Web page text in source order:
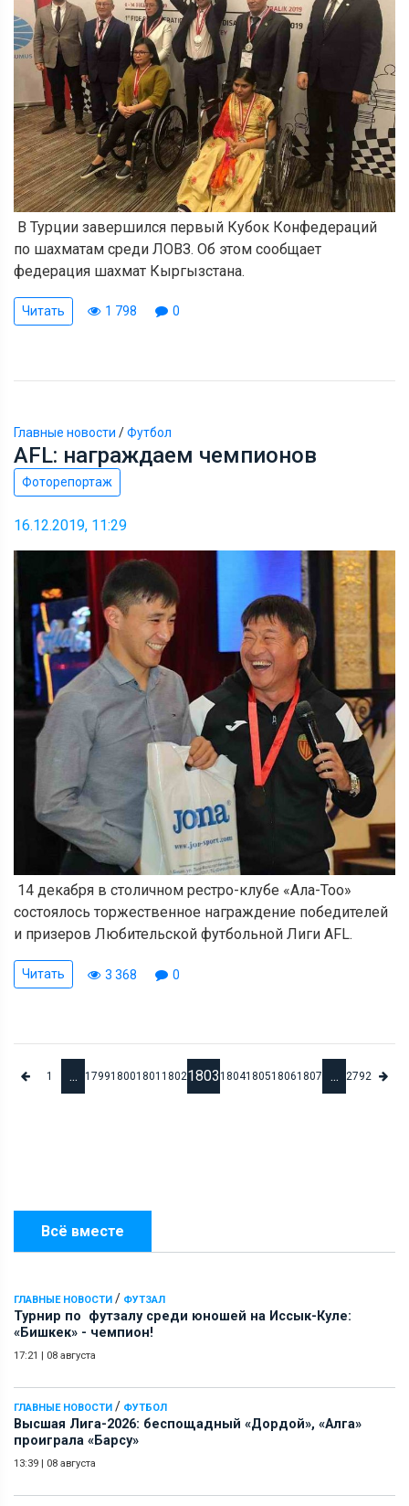
Всё вместе
ГЛАВНЫЕ НОВОСТИ / ФУТЗАЛ
Турнир по футзалу среди юношей на Иссык-Куле:
«Бишкек» - чемпион!
17:21 | 08 августа
ГЛАВНЫЕ НОВОСТИ / ФУТБОЛ
Высшая Лига-2026: беспощадный «Дордой», «Алга»
проиграла «Барсу»
13:39 | 08 августа
В Турции завершился первый Кубок Конфедераций
по шахматам среди ЛОВЗ. Об этом сообщает
федерация шахмат Кыргызстана.
Читать 1 798 0
Главные новости /Футбол
AFL: награждаем чемпионов
Фоторепортаж
16.12.2019, 11:29
14 декабря в столичном рестро-клубе «Ала-Тоо»
состоялось торжественное награждение победителей
и призеров Любительской футбольной Лиги AFL.
Читать 3 368 0
1 ... 179918001801 18021803 1804180518061807 ... 2792